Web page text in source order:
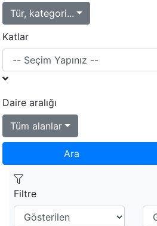
Tür, kategori...
Katlar
Daire aralığı
Tüm alanlar
Ara
Filtre